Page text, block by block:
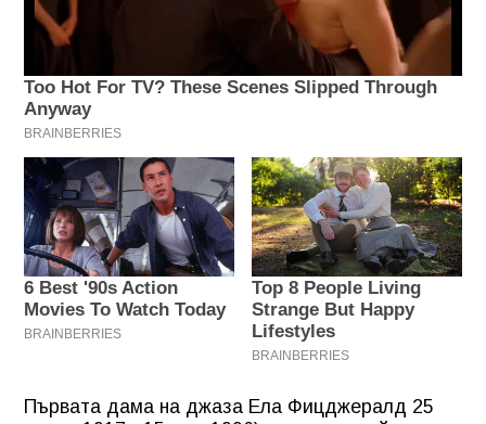
Първата дама на джаза Ела Фицджералд 25